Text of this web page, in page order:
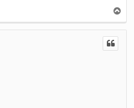
a
u